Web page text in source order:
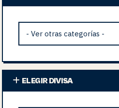
ELEGIR DIVISA